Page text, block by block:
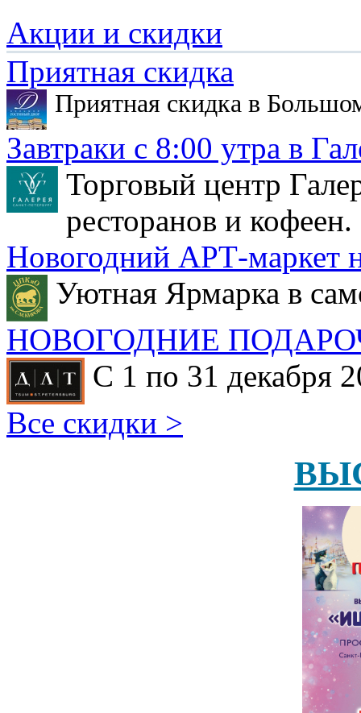
Акции и скидки
Приятная скидка
Приятная скидка в
Завтраки с 8:00 утра в
Торговый центр
ресторанов и кофеен.
Новогодний АРТ-маркет
Уютная Ярмарка в
НОВОГОДНИЕ
С 1 по 31 декабря
Все скидки >